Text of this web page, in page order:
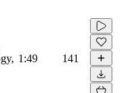
1:49 141